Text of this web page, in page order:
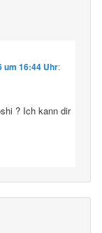
um 16:44 Uhr:
? Ich kann dir